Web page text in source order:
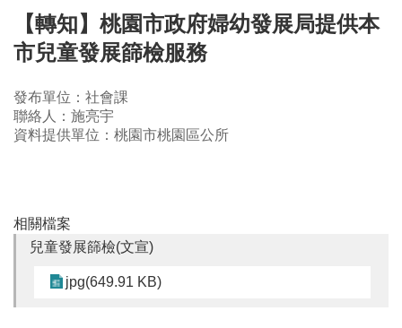
路
線
民
卡
區
【轉知】桃園市政府婦幼發展局提供本
市兒童發展篩檢服務
發布單位：社會課
聯絡人：施亮宇
資料提供單位：桃園市桃園區公所
相關檔案
兒童發展篩檢(文宣)
jpg(649.91 KB)